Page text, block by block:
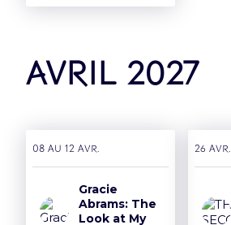
avril 2027
08 AU 12 avr.
Gracie
Abrams: The
Look at My
26 avr.